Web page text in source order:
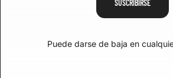
Puede darse de baja en